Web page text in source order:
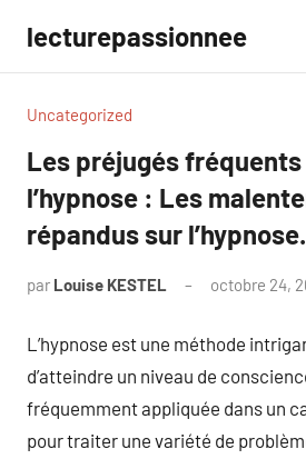
contenu
lecturepassionnee
Uncategorized
Les préjugés
l’hypnose : Les
répandus sur l’hypnose.
par Louise KESTEL octobre 24,
L’hypnose est une méthode
d’atteindre un niveau de
fréquemment appliquée dans un
pour traiter une variété de